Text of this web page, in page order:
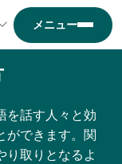
を話す人々と効
ができます。関
り取りとなるよ